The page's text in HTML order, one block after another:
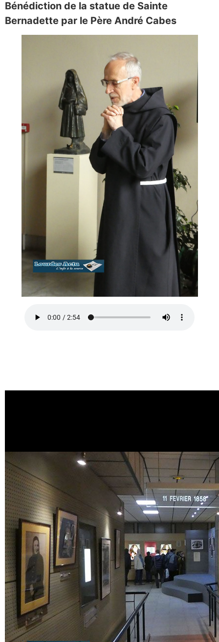
Bénédiction de la statue de Sainte
Bernadette par le Père André Cabes